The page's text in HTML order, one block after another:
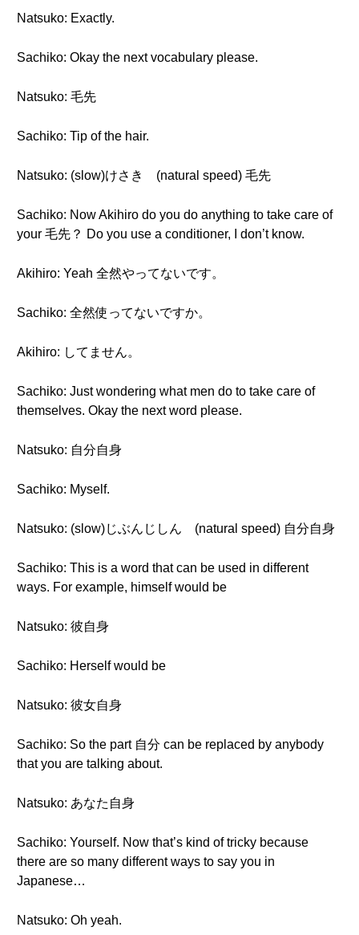
Natsuko: Exactly.
Sachiko: Okay the next vocabulary please.
Natsuko: 毛先
Sachiko: Tip of the hair.
Natsuko: (slow)けさき (natural speed) 毛先
Sachiko: Now Akihiro do you do anything to take care of
your 毛先？ Do you use a conditioner, I don’t know.
Akihiro: Yeah 全然やってないです。
Sachiko: 全然使ってないですか。
Akihiro: してません。
Sachiko: Just wondering what men do to take care of
themselves. Okay the next word please.
Natsuko: 自分自身
Sachiko: Myself.
Natsuko: (slow)じぶんじしん (natural speed) 自分自身
Sachiko: This is a word that can be used in different
ways. For example, himself would be
Natsuko: 彼自身
Sachiko: Herself would be
Natsuko: 彼女自身
Sachiko: So the part 自分 can be replaced by anybody
that you are talking about.
Natsuko: あなた自身
Sachiko: Yourself. Now that’s kind of tricky because
there are so many different ways to say you in
Japanese…
Natsuko: Oh yeah.